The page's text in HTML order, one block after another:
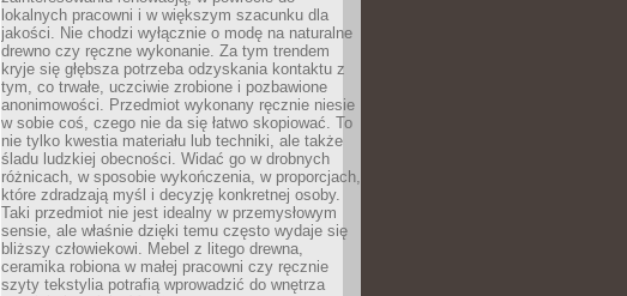
lokalnych pracowni i w większym szacunku dla
jakości. Nie chodzi wyłącznie o modę na naturalne
drewno czy ręczne wykonanie. Za tym trendem
kryje się głębsza potrzeba odzyskania kontaktu z
tym, co trwałe, uczciwie zrobione i pozbawione
anonimowości. Przedmiot wykonany ręcznie niesie
w sobie coś, czego nie da się łatwo skopiować. To
nie tylko kwestia materiału lub techniki, ale także
śladu ludzkiej obecności. Widać go w drobnych
różnicach, w sposobie wykończenia, w proporcjach,
które zdradzają myśl i decyzję konkretnej osoby.
Taki przedmiot nie jest idealny w przemysłowym
sensie, ale właśnie dzięki temu często wydaje się
bliższy człowiekowi. Mebel z litego drewna,
ceramika robiona w małej pracowni czy ręcznie
szyty tekstylia potrafią wprowadzić do wnętrza